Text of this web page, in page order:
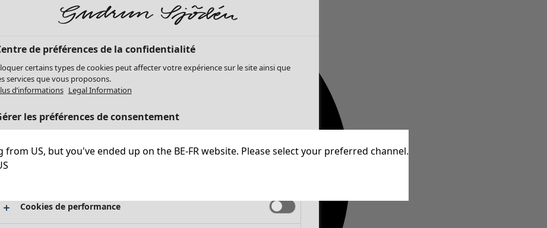
US, but you've ended up on the BE-FR website. Please select your preferred channel.
de préférences de la confidentialité
certains types de cookies peut affecter votre expérience sur le site ainsi que
services que vous proposons.
d’informations Legal Information
les préférences de consentement
Cookies strictement nécessaires Toujours actif
Cookies de performance